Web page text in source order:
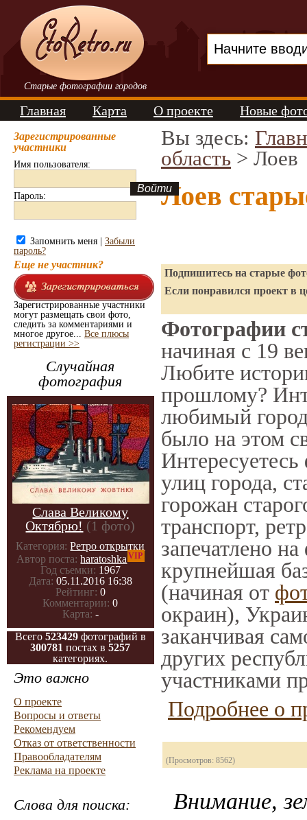
Старые фотографии городов
Главная Карта О проекте Новые
Зарегистрированные
участники
Имя пользователя:
Пароль:
Запомнить меня | Забыли
пароль?
Еще не участник?
Зарегистрированные участники
могут размещать свои фото,
следить за комментариями и
многое другое... Все плюсы
регистрации >>
Случайная
фотография
Слава Великому
Октябрю! (1 фото)
Категория: Ретро открытки
Автор поста: haratoshka VIP
Год съемки: 1967
Дата: 05.11.2016 16:38
Рейтинг: 0
Комментарии: 0
Карта: -
Всего 523429 фотографий в
300781 постах в5257
категориях.
Это важно
О проекте
Вопросы и ответы
Рекомендуем
Отказ от ответственности
Правообладателям
Реклама на проекте
Слова для поиска:
Вы здесь:
область > Лоев
Лоев
Подпишитесь на старые
Если понравился проект в
Фотографии
начиная с 19
Любите
прошлому?
любимый
было на этом
Интересуетесь
улиц города,
горожан
транспорт,
запечатлено
крупнейшая
(начиная от
окраин),
заканчивая
других
участниками
Подробнее о
(Просмотров: 8562)
Внимание,